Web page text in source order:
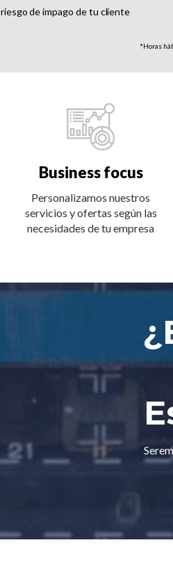
Personalizamos nuestros
servicios y ofertas según las
necesidades de tu empresa
riesgo de impago de tu cliente
*Horas
Business focus